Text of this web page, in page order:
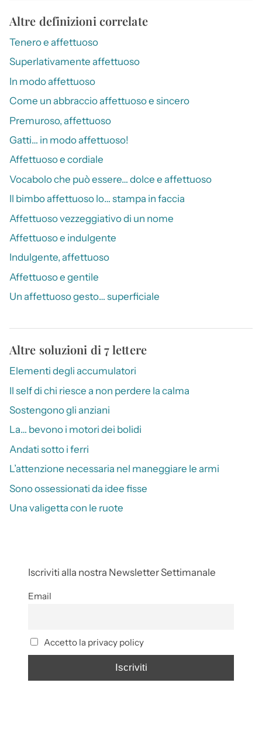
Altre definizioni correlate
Tenero e affettuoso
Superlativamente affettuoso
In modo affettuoso
Come un abbraccio affettuoso e sincero
Premuroso, affettuoso
Gatti… in modo affettuoso!
Affettuoso e cordiale
Vocabolo che può essere… dolce e affettuoso
Il bimbo affettuoso lo… stampa in faccia
Affettuoso vezzeggiativo di un nome
Affettuoso e indulgente
Indulgente, affettuoso
Affettuoso e gentile
Un affettuoso gesto… superficiale
Altre soluzioni di 7 lettere
Elementi degli accumulatori
Il self di chi riesce a non perdere la calma
Sostengono gli anziani
La… bevono i motori dei bolidi
Andati sotto i ferri
L’attenzione necessaria nel maneggiare le armi
Sono ossessionati da idee fisse
Una valigetta con le ruote
Iscriviti alla nostra Newsletter Settimanale
Email
Accetto la privacy policy